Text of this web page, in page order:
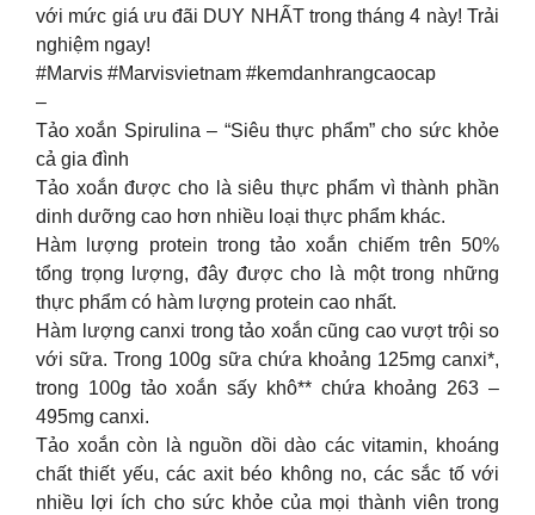
với mức giá ưu đãi DUY NHẤT trong tháng 4 này! Trải
nghiệm ngay!
#Marvis #Marvisvietnam #kemdanhrangcaocap
–
Tảo xoắn Spirulina – “Siêu thực phẩm” cho sức khỏe
cả gia đình
Tảo xoắn được cho là siêu thực phẩm vì thành phần
dinh dưỡng cao hơn nhiều loại thực phẩm khác.
Hàm lượng protein trong tảo xoắn chiếm trên 50%
tổng trọng lượng, đây được cho là một trong những
thực phẩm có hàm lượng protein cao nhất.
Hàm lượng canxi trong tảo xoắn cũng cao vượt trội so
với sữa. Trong 100g sữa chứa khoảng 125mg canxi*,
trong 100g tảo xoắn sấy khô** chứa khoảng 263 –
495mg canxi.
Tảo xoắn còn là nguồn dồi dào các vitamin, khoáng
chất thiết yếu, các axit béo không no, các sắc tố với
nhiều lợi ích cho sức khỏe của mọi thành viên trong